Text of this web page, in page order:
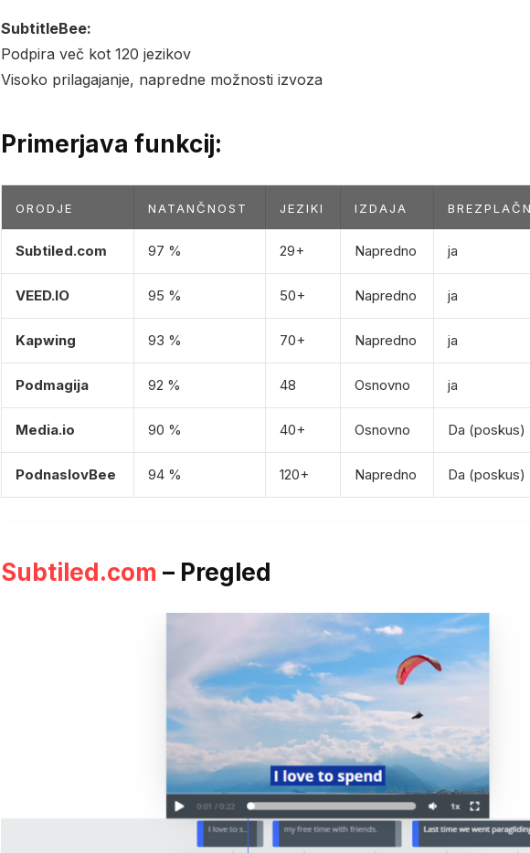
SubtitleBee:
Podpira več kot 120 jezikov
Visoko prilagajanje, napredne možnosti izvoza
Primerjava funkcij:
ORODJE NATANČNOST JEZIKI IZDAJA
Subtiled.com 97 % 29+ Napredno ja
VEED.IO 95 % 50+ Napredno ja
Kapwing 93 % 70+ Napredno ja
Podmagija 92 % 48 Osnovno ja
Media.io 90 % 40+ Osnovno Da (poskus)
PodnaslovBee 94 % 120+ Napredno Da (poskus)
Subtiled.com – Pregled